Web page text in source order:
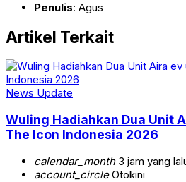
Penulis: Agus
Artikel Terkait
News Update
Wuling Hadiahkan Dua Unit
The Icon Indonesia 2026
calendar_month3 jam yang
account_circleOtokini